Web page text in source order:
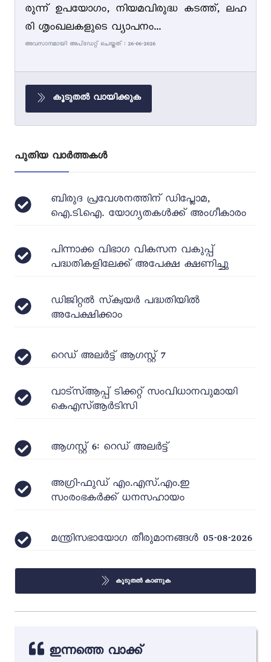
രുന്ന് ഉപയോഗം, നിയമവിരുദ്ധ കടത്ത്, ലഹ
രി ശൃംഖലകളുടെ വ്യാപനം...
അവസാനമായി അപ്ഡേറ്റ് ചെയ്തത് : 26-06-2026
കൂടുതൽ വായിക്കുക
പുതിയ വാർത്തകൾ
ബിരുദ പ്രവേശനത്തിന് ഡിപ്ലോമ,
ഐ.ടി.ഐ. യോഗ്യതകൾക്ക് അംഗീകാരം
പിന്നാക്ക വിഭാഗ വികസന വകുപ്പ്
പദ്ധതികളിലേക്ക് അപേക്ഷ ക്ഷണിച്ചു
ഡിജിറ്റൽ സ്‌ക്വയർ പദ്ധതിയിൽ
അപേക്ഷിക്കാം
റെഡ് അലർട്ട് ആഗസ്റ്റ് 7
വാട്‌സ്ആപ്പ് ടിക്കറ്റ് സംവിധാനവുമായി
കെഎസ്ആർടിസി
ആഗസ്റ്റ് 6: റെഡ് അലർട്ട്
അഗ്രി-ഫുഡ് എം.എസ്.എം.ഇ
സംരംഭകർക്ക് ധനസഹായം
മന്ത്രിസഭായോഗ തീരുമാനങ്ങൾ 05-08-2026
കൂടുതൽ കാണുക
ഇന്നത്തെ വാക്ക്